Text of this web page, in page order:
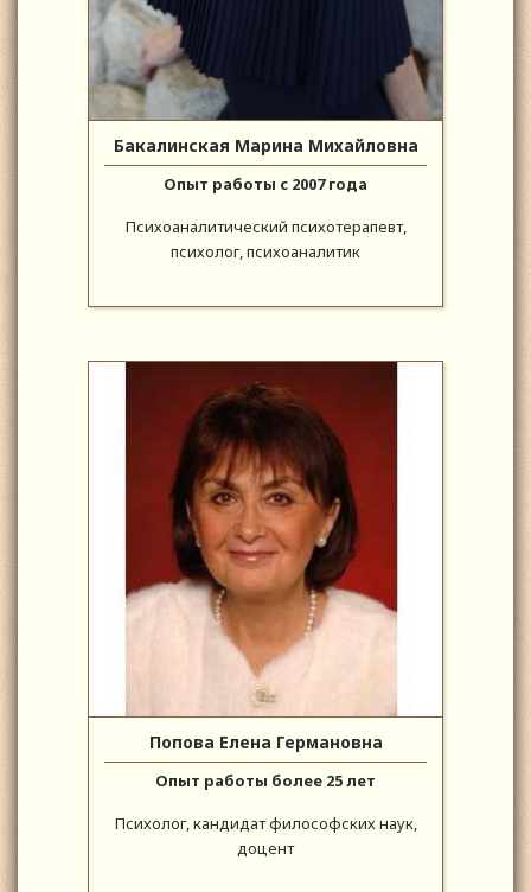
Бакалинская Марина Михайловна
Опыт работы с 2007 года
Психоаналитический психотерапевт,
психолог, психоаналитик
Попова Елена Германовна
Опыт работы более 25 лет
Психолог, кандидат философских наук,
доцент